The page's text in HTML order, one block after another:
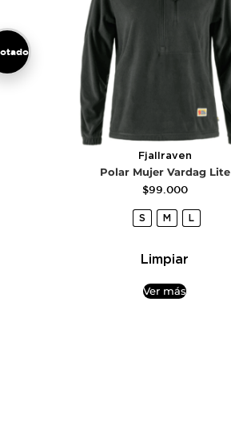
Fjallraven
Polar Mujer Vardag Lite
$99.000
S M L
Limpiar
Ver más